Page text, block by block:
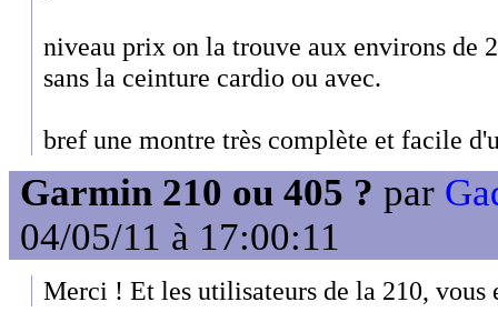
niveau prix on la trouve aux environs de
sans la ceinture cardio ou avec.
bref une montre très complète et facile
Garmin 210 ou 405 ? par
04/05/11 à 17:00:11
Merci ! Et les utilisateurs de la 210, vous